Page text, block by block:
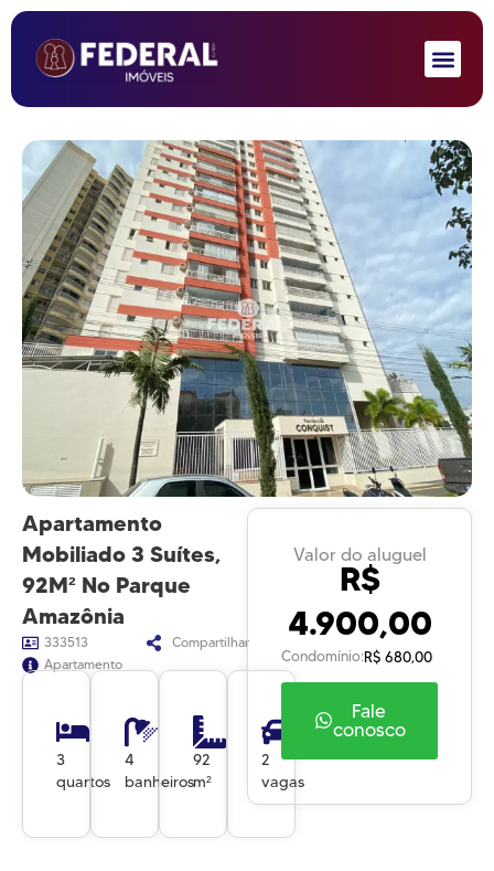
Apartamento
Mobiliado 3 Suítes,
92M² No Parque
Amazônia
333513
Apartamento
Compartilhar
3
quartos
4
banheiros
92
m²
2
vagas
Valor do aluguel
R$
4.900,00
Condomínio:R$ 680,00
Fale
conosco